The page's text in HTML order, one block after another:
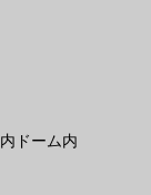
ドーム内